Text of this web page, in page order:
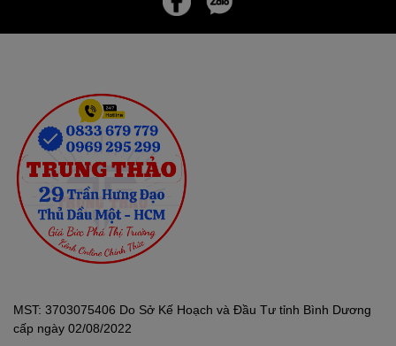
MST: 3703075406 Do Sở Kế Hoạch và Đầu Tư tỉnh Bình Dương
cấp ngày 02/08/2022